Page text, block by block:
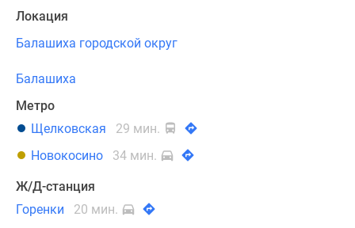
Локация
Балашиха городской округ
Балашиха
Метро
Щелковская
29 мин.
Новокосино
34 мин.
Ж/Д-станция
Горенки
20 мин.